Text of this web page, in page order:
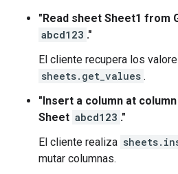
"Read sheet Sheet1 from
abcd123 ."
El cliente recupera los
sheets.get_values .
"Insert a column at
Sheet abcd123 ."
El cliente realiza
mutar columnas.